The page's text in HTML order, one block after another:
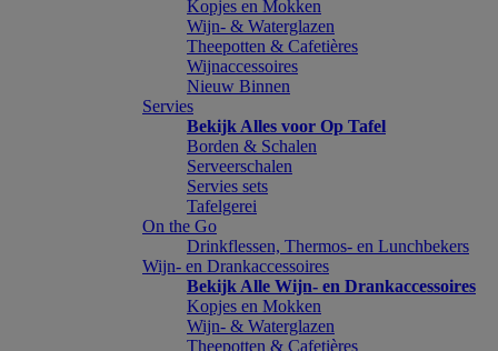
Kopjes en Mokken
Wijn- & Waterglazen
Theepotten & Cafetières
Wijnaccessoires
Nieuw Binnen
Servies
Bekijk Alles voor Op Tafel
Borden & Schalen
Serveerschalen
Servies sets
Tafelgerei
On the Go
Drinkflessen, Thermos- en Lunchbekers
Wijn- en Drankaccessoires
Bekijk Alle Wijn- en Drankaccessoires
Kopjes en Mokken
Wijn- & Waterglazen
Theepotten & Cafetières